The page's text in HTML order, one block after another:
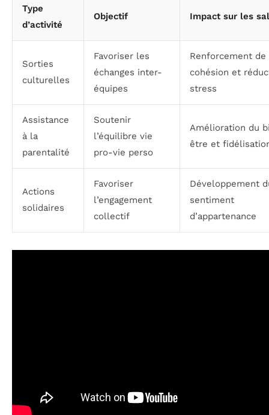
Type
d’activité
Objectif Impact sur les
Sorties
culturelles
Favoriser les
échanges inter-
équipes
Renforcement de
cohésion et
stress
Assistance
à la
parentalité
Soutenir
l’équilibre vie
pro-vie perso
Amélioration du
être et
Actions
solidaires
Favoriser
l’engagement
collectif
Développement
sentiment
d’appartenance